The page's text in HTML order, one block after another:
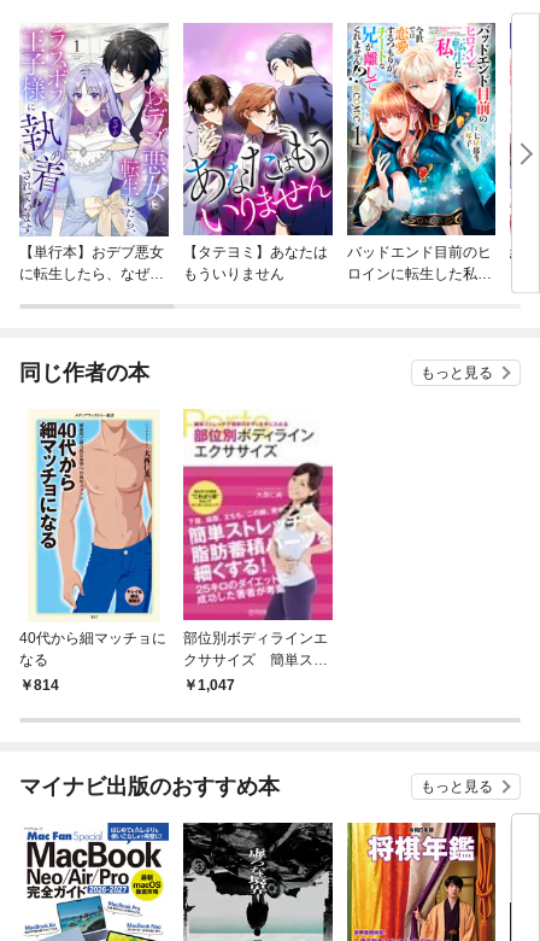
【単行本】おデブ悪女
に転生したら、なぜか
【タテヨミ】あなたは
もういりません
バッドエンド目前のヒ
ロインに転生した私、
結
同じ作者の本 もっと見る
40代から細マッチョに
なる
814
部位別ボディラインエ
クササイズ 簡単スト
レッチで理想のボディ
1,047
マイナビ出版のおすすめ本 もっと見る